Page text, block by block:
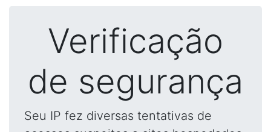
Verificação
de segurança
Seu IP fez diversas tentativas de